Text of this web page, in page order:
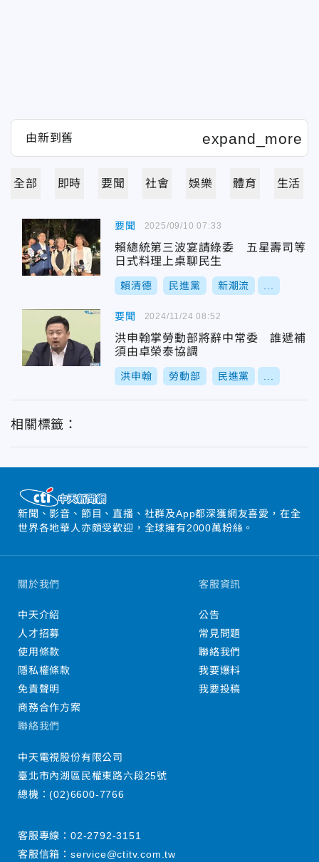
全部 即時 要聞 社會 娛樂 體育 生活
要聞
賴總統第三波宴請綠委 五星壽司等
日式料理上桌聊民生
賴清德 民進黨 新潮流
2025/09/10 07:33
要聞
洪申翰掌勞動部將辭中常委 誰遞補
須由卓榮泰協調
洪申翰 勞動部 民進黨
2024/11/24 08:52
相關標籤：
新聞、影音、節目、直播、社群及App都深獲網友喜愛，在全
世界各地華人亦頗受歡迎，全球擁有2000萬粉絲。
關於我們
中天介紹
人才招募
使用條款
隱私權條款
免責聲明
商務合作方案
客服資訊
公告
常見問題
聯絡我們
我要爆料
我要投稿
聯絡我們
中天電視股份有限公司
臺北市內湖區民權東路六段25號
總機：(02)6600-7766
客服專線： 02-2792-3151
客服信箱： service@ctitv.com.tw